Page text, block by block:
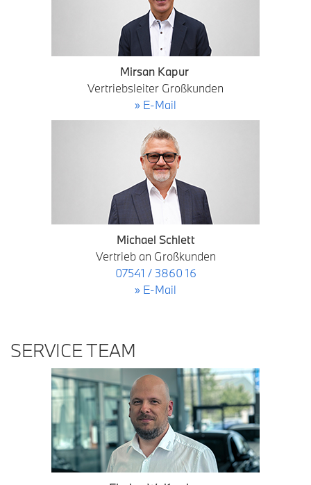
Mirsan Kapur
Vertriebsleiter Großkunden
» E-Mail
Michael Schlett
Vertrieb an Großkunden
07541 / 3860 16
» E-Mail
SERVICE TEAM